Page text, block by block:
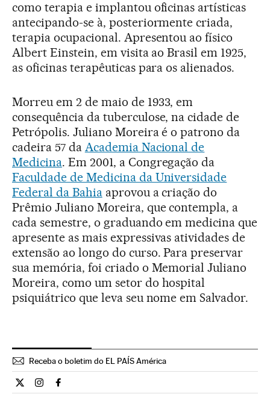
como terapia e implantou oficinas artísticas
antecipando-se à, posteriormente criada,
terapia ocupacional. Apresentou ao físico
Albert Einstein, em visita ao Brasil em 1925,
as oficinas terapêuticas para os alienados.
Morreu em 2 de maio de 1933, em
consequência da tuberculose, na cidade de
Petrópolis. Juliano Moreira é o patrono da
cadeira 57 da Academia Nacional de
Medicina. Em 2001, a Congregação da
Faculdade de Medicina da Universidade
Federal da Bahiaaprovou a criação do
Prêmio Juliano Moreira, que contempla, a
cada semestre, o graduando em medicina que
apresente as mais expressivas atividades de
extensão ao longo do curso. Para preservar
sua memória, foi criado o Memorial Juliano
Moreira, como um setor do hospital
psiquiátrico que leva seu nome em Salvador.
Receba o boletim do EL PAÍS América
Ciencia El País Brasil en Twitter
Ciencia El País Brasil en Instagram
Ciencia El País Brasil en Facebook